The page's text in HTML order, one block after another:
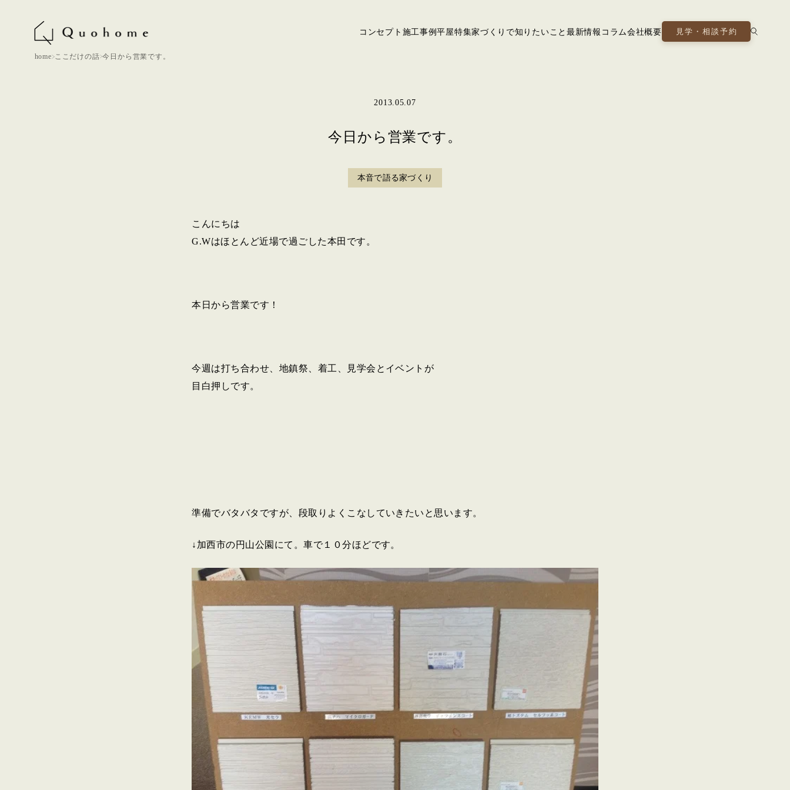
コンセプト 施工事例平屋特集家づくりで知りたいこと最新情報 コラム会社概要 見学・相談予約
home ここだけの話 今日から営業です。
2013.05.07
今日から営業です。
本音で語る家づくり
こんにちは
G.Wはほとんど近場で過ごした本田です。
本日から営業です！
今週は打ち合わせ、地鎮祭、着工、見学会とイベントが
目白押しです。
準備でバタバタですが、段取りよくこなしていきたいと思います。
↓加西市の円山公園にて。車で１０分ほどです。